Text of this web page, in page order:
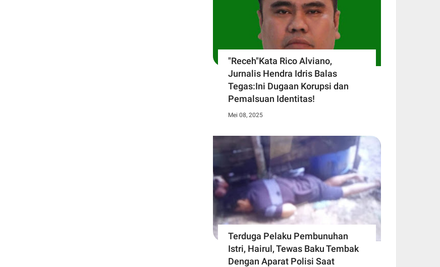
"Receh"Kata Rico Alviano,
Jurnalis Hendra Idris Balas
Tegas:Ini Dugaan Korupsi dan
Pemalsuan Identitas!
Mei 08, 2025
Terduga Pelaku Pembunuhan
Istri, Hairul, Tewas Baku Tembak
Dengan Aparat Polisi Saat